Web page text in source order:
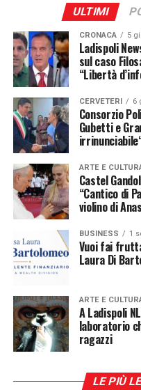
tuo benessere. Nei
diverse tematiche per
per una vita sana e
Post Views:
RELATED TOPICS: DIETA
UP NEXT
Avis sempre meglio
DA NON PERDERE
Alimentazione e scuola:
la
Non sapete quante
chiedere: «Dottoressa,
tutto?». Oppure, al
esagerato».
Ed è proprio questa
farci riflettere. Vivere
di dover compensare
l’alimentazione. La
ULTIMI
CRONACA 5
Ladispoli
sul caso
“Libertà
CERVETERI 6
Consorzio
Gubetti e
ARTE E
Castel
“Cantico di
violino di
BUSINESS 1
Vuoi fai
Laura Di
ARTE E
A Ladispoli
laboratorio
ragazzi
LE PIÙ